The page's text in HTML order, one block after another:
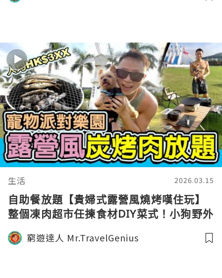
生活 2026.03.15
自助餐放題【貴婦式露營風燒烤嘆住玩】
整個凍肉超市任揀食材DIY菜式！小狗野外
玩樂‼️ 狗狗與我一齊游水哂太陽｜任飲任
食任燒烤 微風村｜窮遊達人4K中字
窮遊達人 Mr.TravelGenius